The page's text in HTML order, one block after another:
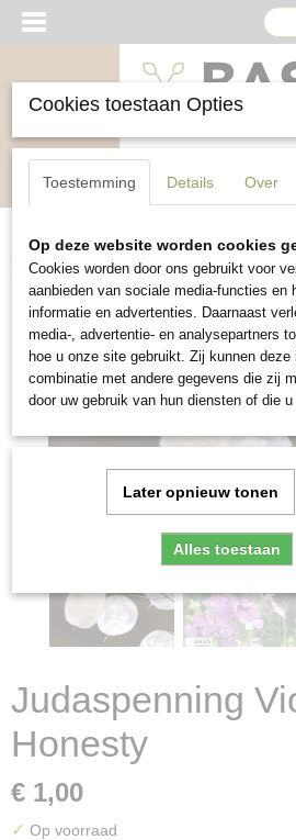
Inloggen Registreren
Home>Bloemen>Judaspenning Violet
Judaspenning
Honesty
€ 1,00
✓ Op voorraad
Cookies toestaan Opties
Toestemming Details Over
Op deze website worden cookies
Cookies worden door ons gebruikt voor
aanbieden van sociale media-functies en
informatie en advertenties. Daarnaast
media-, advertentie- en analysepartners
hoe u onze site gebruikt. Zij kunnen
combinatie met andere gegevens die zij
door uw gebruik van hun diensten of die
Later opnieuw tonen
Alles toestaan